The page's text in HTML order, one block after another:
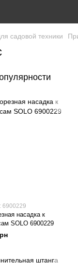
садовой техники
6900229
насадка к
SOLO 6900229